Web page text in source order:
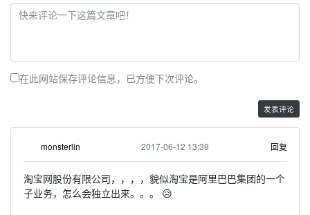
在此网站保存评论信息，已方便下次评论。
monsterlin 2017-06-12 13:39 回复
淘宝网股份有限公司，，，，貌似淘宝是阿里巴巴集团的一个
子业务，怎么会独立出来。。。 😥